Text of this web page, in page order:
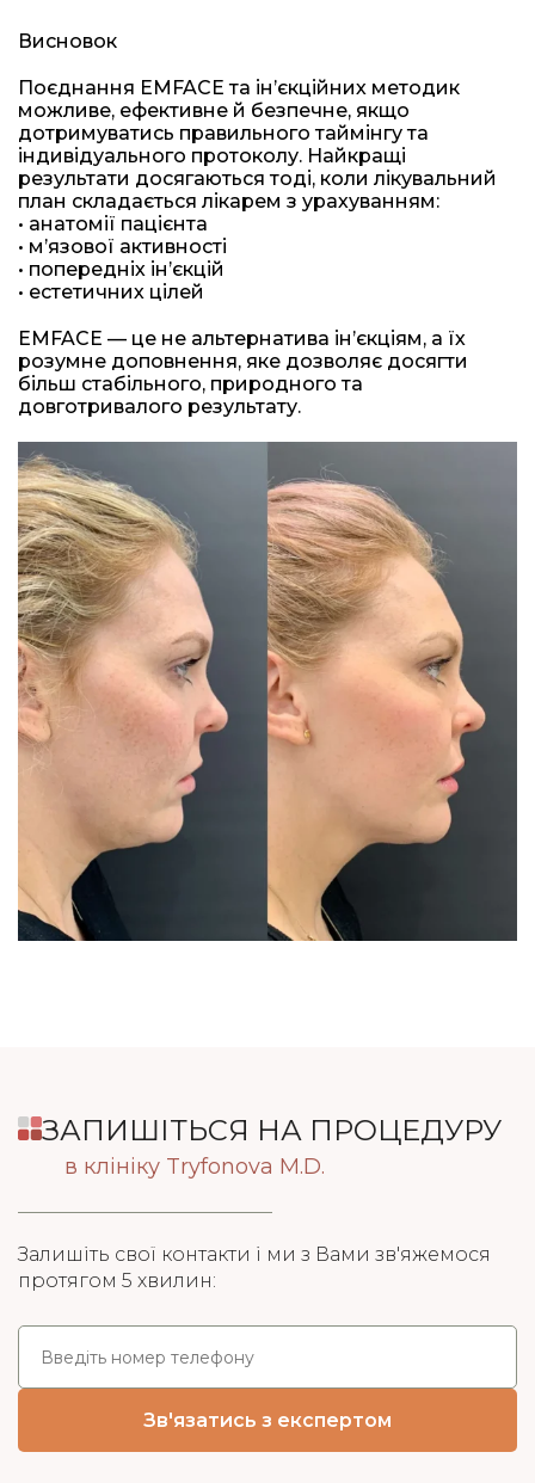
Висновок
Поєднання EMFACE та інʼєкційних методик
можливе, ефективне й безпечне, якщо
дотримуватись правильного таймінгу та
індивідуального протоколу. Найкращі
результати досягаються тоді, коли лікувальний
план складається лікарем з урахуванням:
• анатомії пацієнта
• мʼязової активності
• попередніх інʼєкцій
• естетичних цілей
EMFACE — це не альтернатива інʼєкціям, а їх
розумне доповнення, яке дозволяє досягти
більш стабільного, природного та
довготривалого результату.
ЗАПИШІТЬСЯ НА ПРОЦЕДУРУ
в клініку Tryfonova M.D.
Залишіть свої контакти і ми з Вами зв'яжемося
протягом 5 хвилин: